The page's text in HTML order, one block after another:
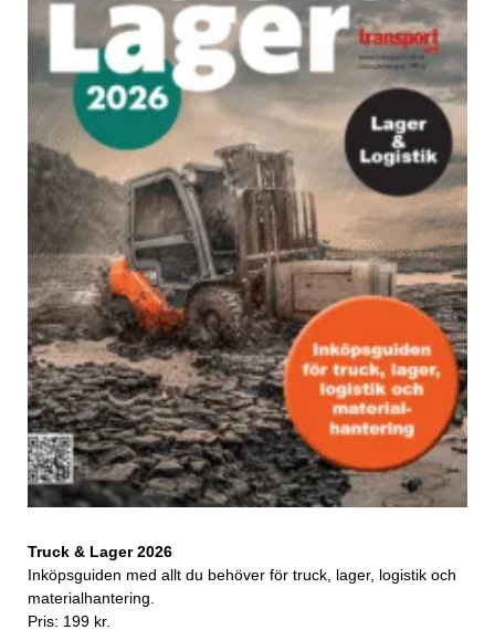
Truck & Lager 2026
Inköpsguiden med allt du behöver för truck, lager, logistik och
materialhantering.
Pris: 199 kr.